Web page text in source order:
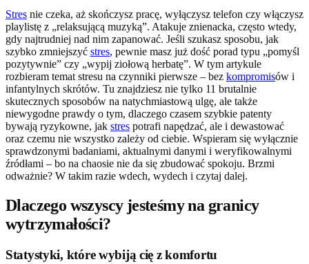
Stres nie czeka, aż skończysz pracę, wyłączysz telefon czy włączysz
playlistę z „relaksującą muzyką”. Atakuje znienacka, często wtedy,
gdy najtrudniej nad nim zapanować. Jeśli szukasz sposobu, jak
szybko zmniejszyć stres, pewnie masz już dość porad typu „pomyśl
pozytywnie” czy „wypij ziołową herbatę”. W tym artykule
rozbieram temat stresu na czynniki pierwsze – bez kompromisów i
infantylnych skrótów. Tu znajdziesz nie tylko 11 brutalnie
skutecznych sposobów na natychmiastową ulgę, ale także
niewygodne prawdy o tym, dlaczego czasem szybkie patenty
bywają ryzykowne, jak stres potrafi napędzać, ale i dewastować
oraz czemu nie wszystko zależy od ciebie. Wspieram się wyłącznie
sprawdzonymi badaniami, aktualnymi danymi i weryfikowalnymi
źródłami – bo na chaosie nie da się zbudować spokoju. Brzmi
odważnie? W takim razie wdech, wydech i czytaj dalej.
Dlaczego wszyscy jesteśmy na granicy
wytrzymałości?
Statystyki, które wybiją cię z komfortu